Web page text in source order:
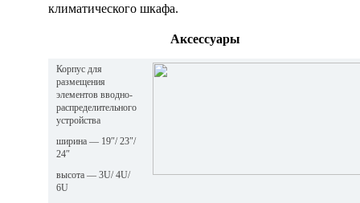
климатического шкафа.
Аксессуары
Корпус для
размещения
элементов вводно-
распределительного
устройства
ширина — 19″/ 23″/
24″
высота — 3U/ 4U/
6U